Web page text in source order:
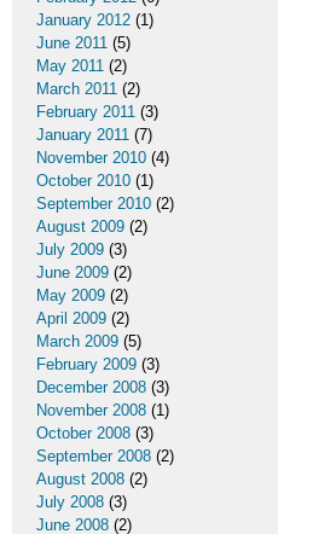
January 2012 (1)
June 2011 (5)
May 2011 (2)
March 2011 (2)
February 2011 (3)
January 2011 (7)
November 2010 (4)
October 2010 (1)
September 2010 (2)
August 2009 (2)
July 2009 (3)
June 2009 (2)
May 2009 (2)
April 2009 (2)
March 2009 (5)
February 2009 (3)
December 2008 (3)
November 2008 (1)
October 2008 (3)
September 2008 (2)
August 2008 (2)
July 2008 (3)
June 2008 (2)